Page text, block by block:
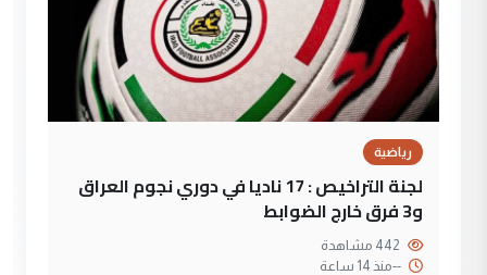
رياضية
لجنة التراخيص : 17 ناديا في دوري نجوم العراق
و3 فرق خارج الضوابط
--منذ 14 ساعة